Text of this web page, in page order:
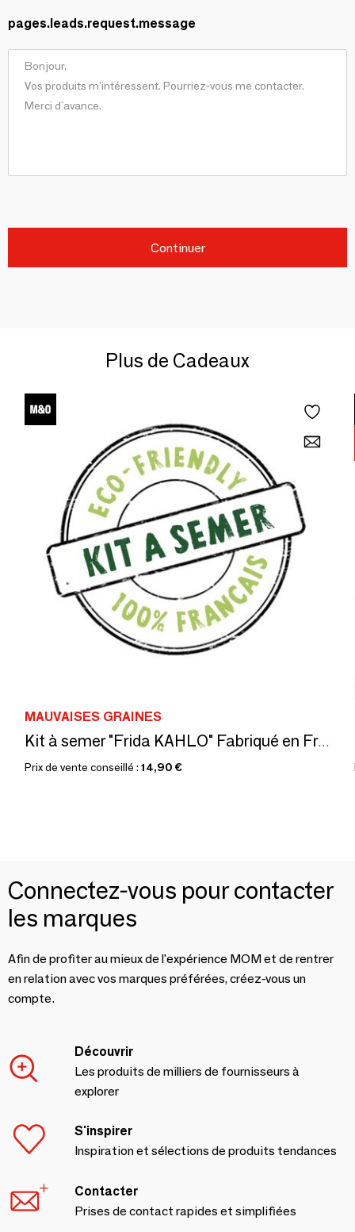
pages.leads.request.message
Continuer
Plus de Cadeaux
MAUVAISES GRAINES
Kit à semer "Frida KAHLO" Fabriqué en France, en collab avec Arts dans la peau
Prix de vente conseillé : 14,90 €
Connectez-vous pour contacter
les marques
Afin de profiter au mieux de l'expérience MOM et de rentrer
en relation avec vos marques préférées, créez-vous un
compte.
Découvrir
Les produits de milliers de fournisseurs à
explorer
S'inspirer
Inspiration et sélections de produits tendances
Contacter
Prises de contact rapides et simplifiées